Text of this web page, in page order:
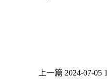
上一篇 2024-07-05